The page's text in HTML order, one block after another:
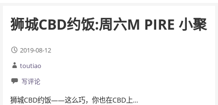
狮城CBD约饭:周六M PIRE 小聚
2019-08-12
toutiao
写评论
狮城CBD约饭——这么巧，你也在CBD上…